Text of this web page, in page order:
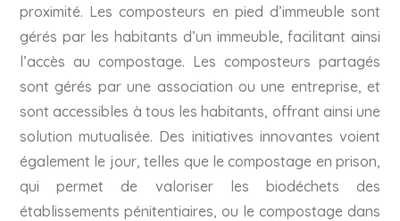
proximité. Les composteurs en pied d’immeuble sont
gérés par les habitants d’un immeuble, facilitant ainsi
l’accès au compostage. Les composteurs partagés
sont gérés par une association ou une entreprise, et
sont accessibles à tous les habitants, offrant ainsi une
solution mutualisée. Des initiatives innovantes voient
également le jour, telles que le compostage en prison,
qui permet de valoriser les biodéchets des
établissements pénitentiaires, ou le compostage dans